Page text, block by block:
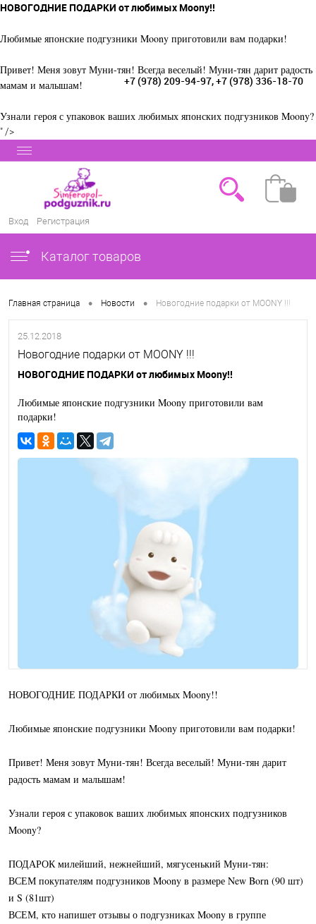
НОВОГОДНИЕ ПОДАРКИ от любимых Moony!!
Любимые японские подгузники Moony приготовили вам подарки!
Привет! Меня зовут Муни-тян! Всегда веселый! Муни-тян дарит радость
мамам и малышам!
Узнали героя с упаковок ваших любимых японских подгузников Moony?
" />
Вход Регистрация
+7 (978) 209-94-97, +7 (978) 336-18-70
Каталог товаров
Главная страница • Новости • Новогодние подарки от MOONY !!!
25.12.2018
Новогодние подарки от MOONY !!!
НОВОГОДНИЕ ПОДАРКИ от любимых Moony!!
Любимые японские подгузники Moony приготовили вам
подарки!
Привет! Меня зовут Муни-тян! Всегда веселый! Муни-тян дарит
радость мамам и малышам!
Узнали героя с упаковок ваших любимых японских подгузников
НОВОГОДНИЕ ПОДАРКИ от любимых Moony!!
Любимые японские подгузники Moony приготовили вам подарки!
Привет! Меня зовут Муни-тян! Всегда веселый! Муни-тян дарит
радость мамам и малышам!
Узнали героя с упаковок ваших любимых японских подгузников
Moony?
ПОДАРОК милейший, нежнейший, мягусенький Муни-тян:
ВСЕМ покупателям подгузников Moony в размере New Born (90 шт)
и S (81шт)
ВСЕМ, кто напишет отзывы о подгузниках Moony в группе